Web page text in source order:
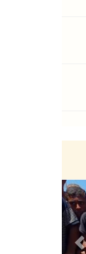
Previous